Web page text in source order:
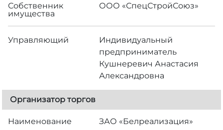
Собственник
имущества
ООО «СпецСтройСоюз»
Управляющий
Индивидуальный
предприниматель
Кушнеревич Анастасия
Александровна
Организатор торгов
Наименование ЗАО «Белреализация»